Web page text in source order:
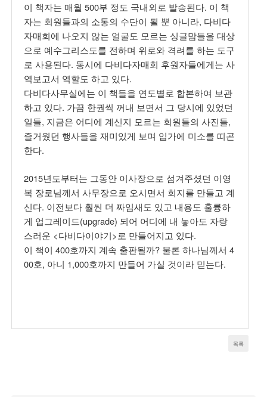
이 책자는 매월 500부 정도 국내외로 발송된다. 이 책
자는 회원들과의 소통의 수단이 될 뿐 아니라, 다비다
자매회에 나오지 않는 얼굴도 모르는 싱글맘들을 대상
으로 예수그리스도를 전하며 위로와 격려를 하는 도구
로 사용된다. 동시에 다비다자매회 후원자들에게는 사
역보고서 역할도 하고 있다.
다비다사무실에는 이 책들을 연도별로 합본하여 보관
하고 있다. 가끔 한권씩 꺼내 보면서 그 당시에 있었던
일들, 지금은 어디에 계신지 모르는 회원들의 사진들,
즐거웠던 행사들을 재미있게 보며 입가에 미소를 띠곤
한다.
2015년도부터는 그동안 이사장으로 섬겨주셨던 이영
복 장로님께서 사무장으로 오시면서 회지를 만들고 계
신다. 이전보다 훨씬 더 짜임새도 있고 내용도 훌륭하
게 업그레이드(upgrade) 되어 어디에 내 놓아도 자랑
스러운 <다비다이야기>로 만들어지고 있다.
이 책이 400호까지 계속 출판될까? 물론 하나님께서 4
00호, 아니 1,000호까지 만들어 가실 것이라 믿는다.
목록